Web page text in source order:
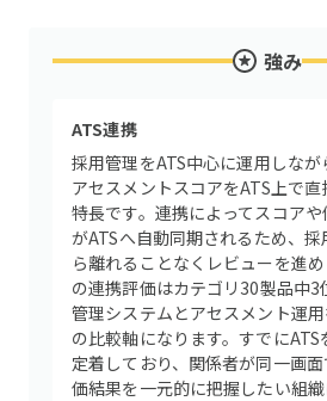
強み
ATS連携
採用管理をATS中心に運用しな
アセスメントスコアをATS上で
特長です。連携によってスコア
がATSへ自動同期されるため、採
ら離れることなくレビューを進
の連携評価はカテゴリ30製品中3
管理システムとアセスメント運
の比較軸になります。すでに
定着しており、関係者が同一画
価結果を一元的に把握したい組織